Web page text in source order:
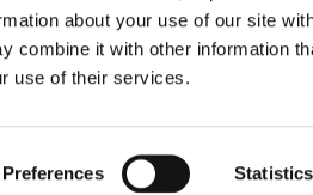
about your use of our site
combine it with other information
use of their services.
Preferences Statistics
stillinger